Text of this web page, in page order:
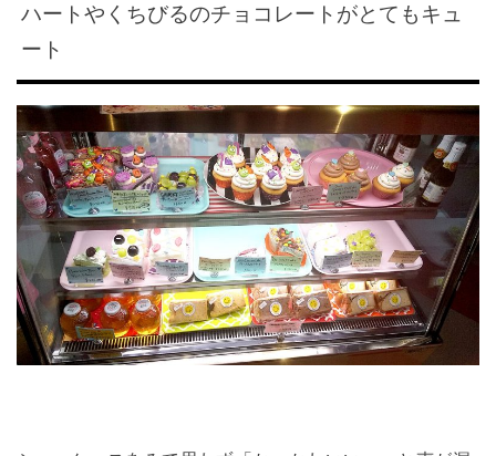
ハートやくちびるのチョコレートがとてもキュ
ート